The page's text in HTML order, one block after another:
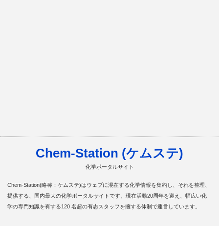
Chem-Station (ケムステ)
化学ポータルサイト
Chem-Station(略称：ケムステ)はウェブに混在する化学情報を集約し、それを整理、
提供する、国内最大の化学ポータルサイトです。現在活動20周年を迎え、幅広い化
学の専門知識を有する120 名超の有志スタッフを擁する体制で運営しています。